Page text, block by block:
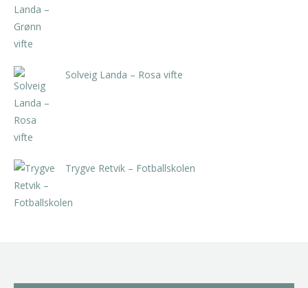
Solveig Landa – Rosa vifte
Trygve Retvik – Fotballskolen